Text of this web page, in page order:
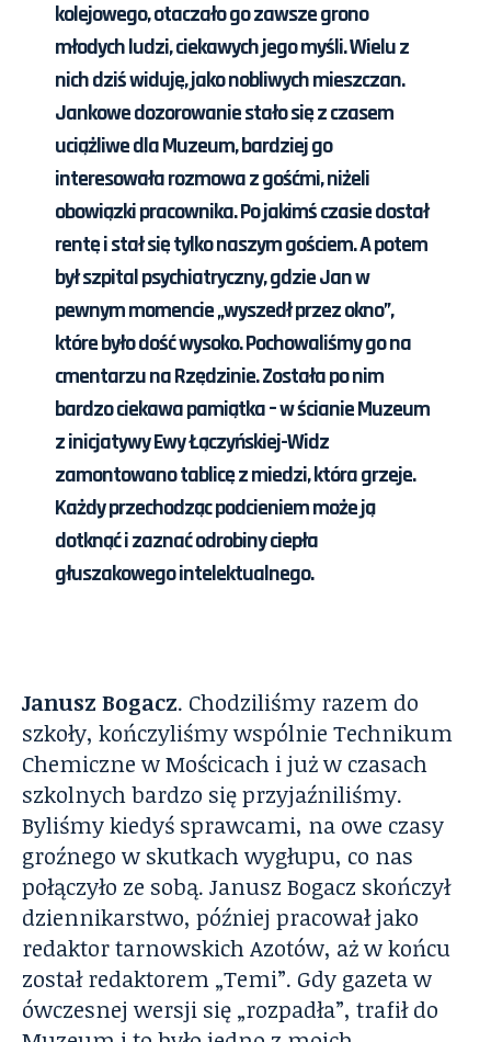
kolejowego, otaczało go zawsze grono
młodych ludzi, ciekawych jego myśli. Wielu z
nich dziś widuję, jako nobliwych mieszczan.
Jankowe dozorowanie stało się z czasem
uciążliwe dla Muzeum, bardziej go
interesowała rozmowa z gośćmi, niżeli
obowiązki pracownika. Po jakimś czasie dostał
rentę i stał się tylko naszym gościem. A potem
był szpital psychiatryczny, gdzie Jan w
pewnym momencie „wyszedł przez okno”,
które było dość wysoko. Pochowaliśmy go na
cmentarzu na Rzędzinie. Została po nim
bardzo ciekawa pamiątka – w ścianie Muzeum
z inicjatywy Ewy Łączyńskiej-Widz
zamontowano tablicę z miedzi, która grzeje.
Każdy przechodząc podcieniem może ją
dotknąć i zaznać odrobiny ciepła
głuszakowego intelektualnego.
Janusz Bogacz. Chodziliśmy razem do
szkoły, kończyliśmy wspólnie Technikum
Chemiczne w Mościcach i już w czasach
szkolnych bardzo się przyjaźniliśmy.
Byliśmy kiedyś sprawcami, na owe czasy
groźnego w skutkach wygłupu, co nas
połączyło ze sobą. Janusz Bogacz skończył
dziennikarstwo, później pracował jako
redaktor tarnowskich Azotów, aż w końcu
został redaktorem „Temi”. Gdy gazeta w
ówczesnej wersji się „rozpadła”, trafił do